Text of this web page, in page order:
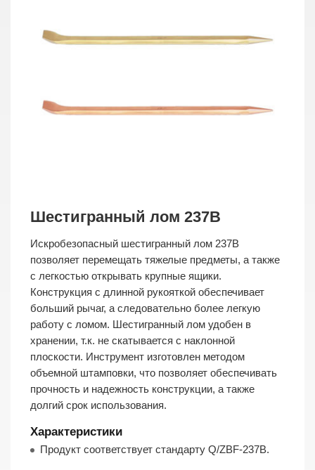
Шестигранный лом 237B
Искробезопасный шестигранный лом 237B
позволяет перемещать тяжелые предметы, а также
с легкостью открывать крупные ящики.
Конструкция с длинной рукояткой обеспечивает
больший рычаг, а следовательно более легкую
работу с ломом. Шестигранный лом удобен в
хранении, т.к. не скатывается с наклонной
плоскости. Инструмент изготовлен методом
объемной штамповки, что позволяет обеспечивать
прочность и надежность конструкции, а также
долгий срок использования.
Характеристики
Продукт соответствует стандарту Q/ZBF-237B.